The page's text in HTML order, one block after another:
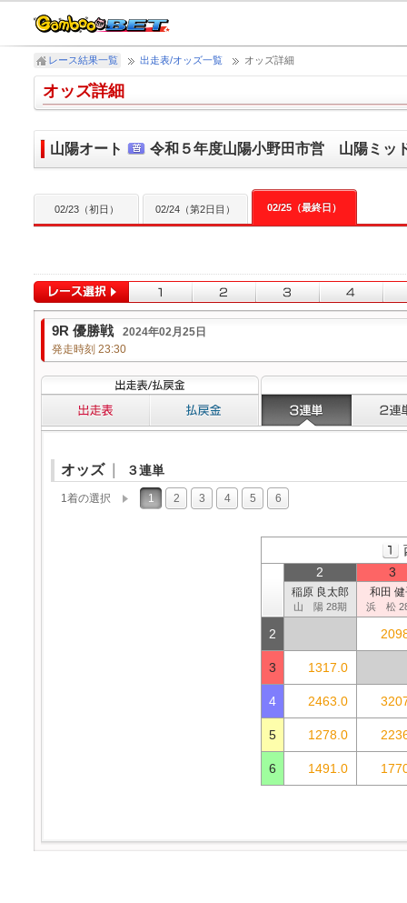
レース結果一覧 出走表/オッズ一覧 オッズ詳細
オッズ詳細
山陽オート 令和５年度山陽小野田市営 山陽ミッ
02/23（初日） 02/24（第2日目） 02/25（最終日）
9R 優勝戦
2024年02月25日
発走時刻 23:30
オッズ ３連単
1着の選択 1 2 3 4 5 6
2
3
稲原 良太郎
山 陽 28期
和田 健
浜 松
2
3 1317.0
4 2463.0
5 1278.0
6 1491.0